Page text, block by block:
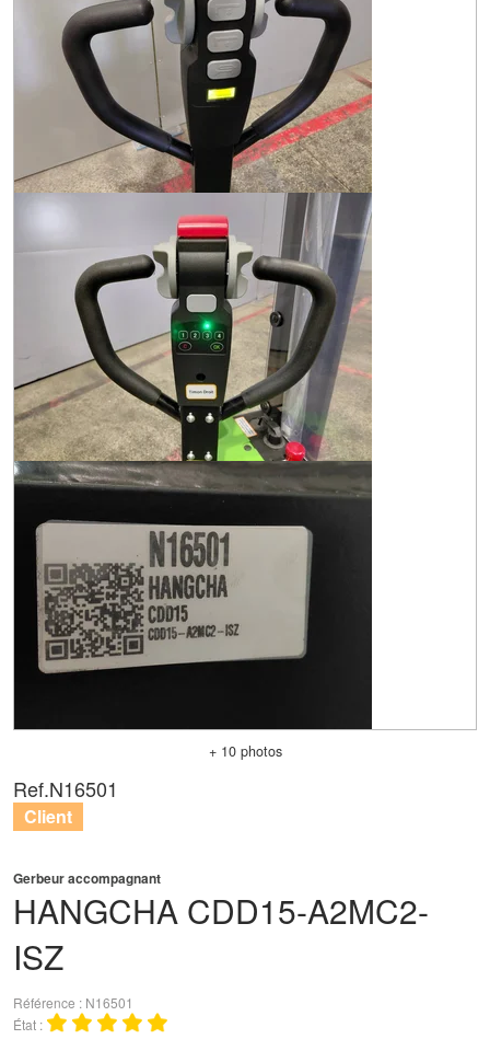
+ 10 photos
HANGCHA CDD15-A2MC2-
ISZ
Gerbeur accompagnant
Référence
N16501
État
Ref.N16501
Client